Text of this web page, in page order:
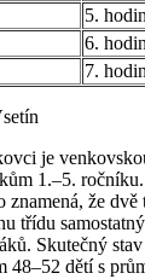
5.
6.
7.
je
1.–5.
znamená, že
třídu
Skutečný
48–52 dětí s